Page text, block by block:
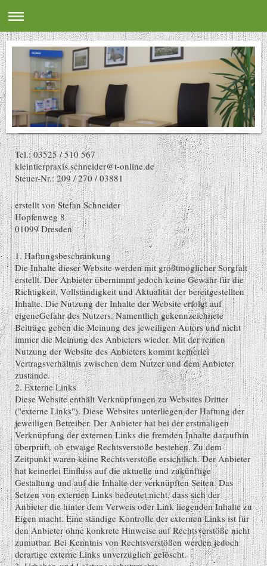
Tel.: 03525 / 510 567
kleintierpraxis.schneider@t-online.de
Steuer-Nr.: 209 / 270 / 03881
erstellt von Stefan Schneider
Hopfenweg 8
01099 Dresden
1. Haftungsbeschränkung
Die Inhalte dieser Website werden mit größtmöglicher Sorgfalt
erstellt. Der Anbieter übernimmt jedoch keine Gewähr für die
Richtigkeit, Vollständigkeit und Aktualität der bereitgestellten
Inhalte. Die Nutzung der Inhalte der Website erfolgt auf
eigeneGefahr des Nutzers. Namentlich gekennzeichnete
Beiträge geben die Meinung des jeweiligen Autors und nicht
immer die Meinung des Anbieters wieder. Mit der reinen
Nutzung der Website des Anbieters kommt keinerlei
Vertragsverhältnis zwischen dem Nutzer und dem Anbieter
zustande.
2. Externe Links
Diese Website enthält Verknüpfungen zu Websites Dritter
("externe Links"). Diese Websites unterliegen der Haftung der
jeweiligen Betreiber. Der Anbieter hat bei der erstmaligen
Verknüpfung der externen Links die fremden Inhalte daraufhin
überprüft, ob etwaige Rechtsverstöße bestehen. Zu dem
Zeitpunkt waren keine Rechtsverstöße ersichtlich. Der Anbieter
hat keinerlei Einfluss auf die aktuelle und zukünftige
Gestaltung und auf die Inhalte der verknüpften Seiten. Das
Setzen von externen Links bedeutet nicht, dass sich der
Anbieter die hinter dem Verweis oder Link liegenden Inhalte zu
Eigen macht. Eine ständige Kontrolle der externen Links ist für
den Anbieter ohne konkrete Hinweise auf Rechtsverstöße nicht
zumutbar. Bei Kenntnis von Rechtsverstößen werden jedoch
derartige externe Links unverzüglich gelöscht.